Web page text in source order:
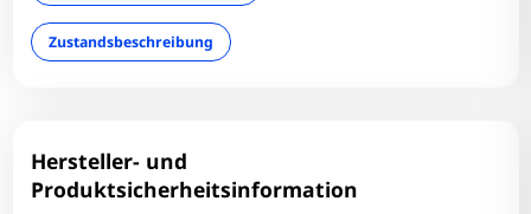
Optischer Zustand: A-
optisches Laufwerk: Nein
RAM-Typ: DDR3
Simcard: Nein
Zustandsbeschreibung
Hersteller- und
Produktsicherheitsinformation